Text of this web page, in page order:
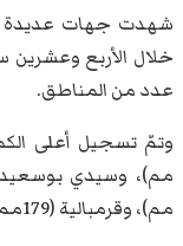
شهدت جهات عديدة
خلال الأربع
عدد من المناطق.
مم)، وقرمبالية (179مم)، مرناق (171مم).